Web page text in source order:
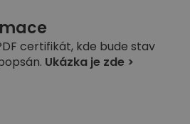
certifikát, kde bude stav
Ukázka je zde >